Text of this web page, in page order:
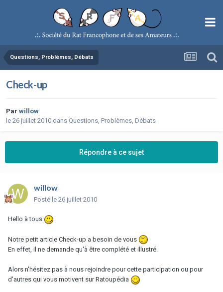
Questions, Problèmes, Débats
Check-up
Par willow
le 26 juillet 2010 dans Questions, Problèmes, Débats
Répondre à ce sujet
willow
Posté le 26 juillet 2010
Hello à tous
Notre petit article Check-up a besoin de vous
En effet, il ne demande qu'à être complété et illustré.
Alors n'hésitez pas à nous rejoindre pour cette participation ou pour
d'autres qui vous motivent sur Ratoupédia